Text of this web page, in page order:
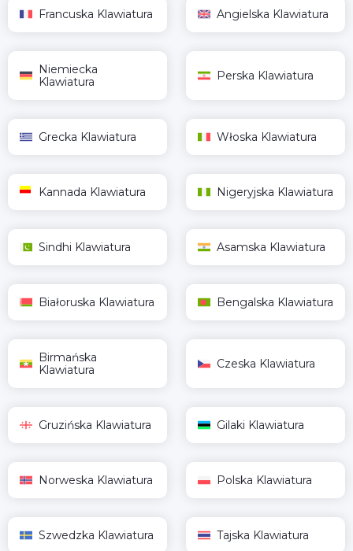
Francuska Klawiatura Angielska Klawiatura
Niemiecka
Klawiatura
Perska Klawiatura
Grecka Klawiatura Włoska Klawiatura
Kannada Klawiatura Nigeryjska Klawiatura
Sindhi Klawiatura Asamska Klawiatura
Białoruska Klawiatura Bengalska Klawiatura
Birmańska
Klawiatura
Czeska Klawiatura
Gruzińska Klawiatura Gilaki Klawiatura
Norweska Klawiatura Polska Klawiatura
Szwedzka Klawiatura Tajska Klawiatura